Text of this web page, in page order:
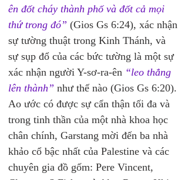
ên đốt cháy thành phố và đốt cả mọi
thứ trong đó” (Gios Gs 6:24), xác nhận
sự tường thuật trong Kinh Thánh, và
sự sụp đổ của các bức tường là một sự
xác nhận người Y-sơ-ra-ên “leo thẳng
lên thành” như thế nào (Gios Gs 6:20).
Ao ước có được sự cẩn thận tối đa và
trong tinh thần của một nhà khoa học
chân chính, Garstang mời đến ba nhà
khảo cổ bậc nhất của Palestine và các
chuyên gia đồ gốm: Pere Vincent,